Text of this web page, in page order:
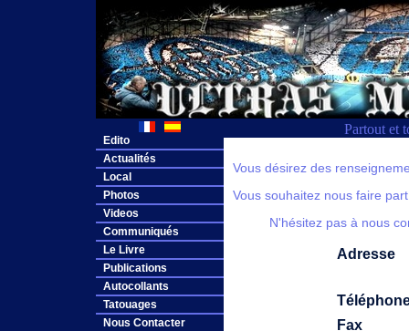
Partout et
Edito
Actualités
Local
Photos
Videos
Communiqués
Le Livre
Publications
Autocollants
Tatouages
Nous Contacter
Vous désirez des
Vous souhaitez nous faire
N'hésitez pas à nous
Adresse
Fax